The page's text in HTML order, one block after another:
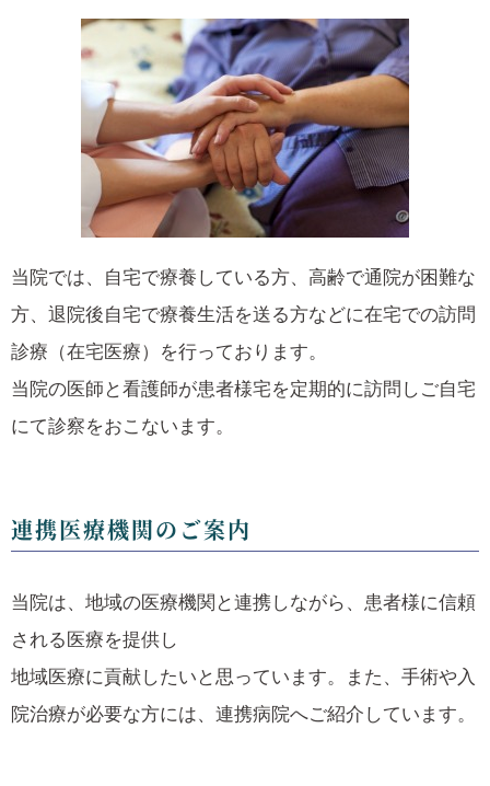
当院では、自宅で療養している方、高齢で通院が困難な
方、退院後自宅で療養生活を送る方などに在宅での訪問
診療（在宅医療）を行っております。
当院の医師と看護師が患者様宅を定期的に訪問しご自宅
にて診察をおこないます。
連携医療機関のご案内
当院は、地域の医療機関と連携しながら、患者様に信頼
される医療を提供し
地域医療に貢献したいと思っています。また、手術や入
院治療が必要な方には、連携病院へご紹介しています。